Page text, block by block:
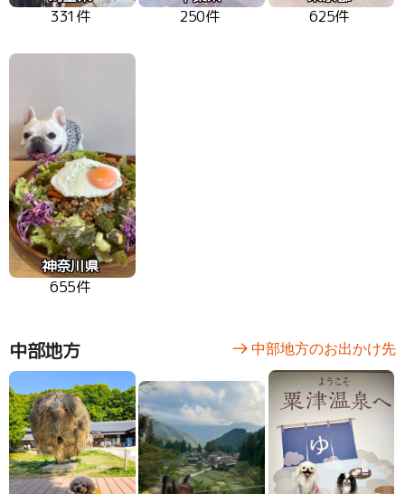
331件
250件
625件
神奈川県
655件
中部地方 中部地方のお出かけ先